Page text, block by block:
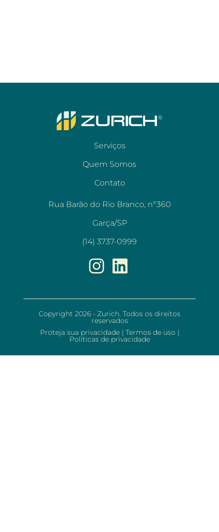
Serviços
Quem Somos
Contato
Rua Barão do Rio Branco, nº360
Garça/SP
(14) 3737-0999
Copyright 2026 - Zurich. Todos os direitos
reservados
Proteja sua privacidade | Termos de uso |
Políticas de privacidade